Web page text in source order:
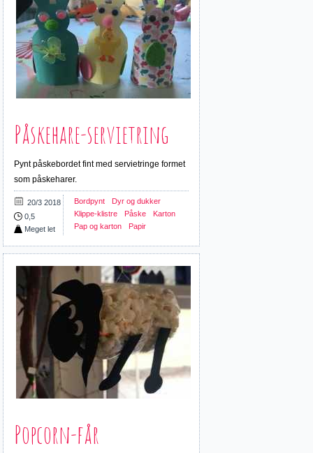
Påskehare-servietring
Pynt påskebordet fint med servietringe formet
som påskeharer.
20/3 2018
0,5
Meget let
Bordpynt
Dyr og dukker
Klippe-klistre
Påske
Karton
Pap og karton
Papir
Popcorn-får